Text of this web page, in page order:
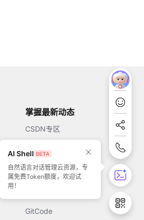
掌握最新动态
CSDN专区
51CTO
GitCode
AI Shell
自然语言对话管理云资源，专
属免费Token额度，欢迎试
用！